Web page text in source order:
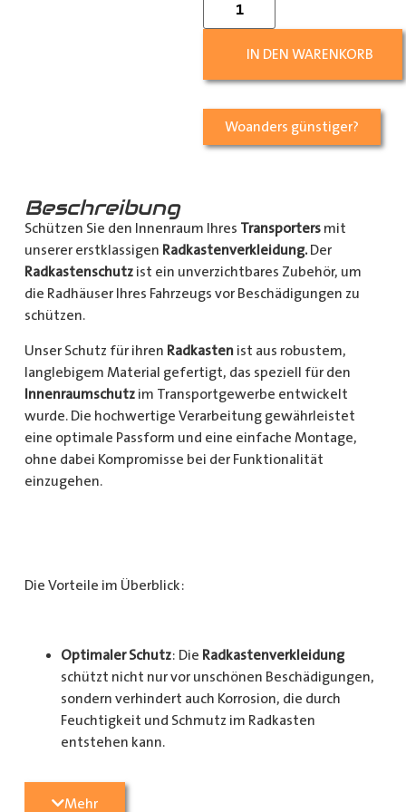
IN DEN WARENKORB
Woanders günstiger?
Beschreibung
Schützen Sie den Innenraum Ihres Transportersmit
unserer erstklassigen Radkastenverkleidung.Der
Radkastenschutzist ein unverzichtbares Zubehör, um
die Radhäuser Ihres Fahrzeugs vor Beschädigungen zu
schützen.
Unser Schutz für ihren Radkastenist aus robustem,
langlebigem Material gefertigt, das speziell für den
Innenraumschutzim Transportgewerbe entwickelt
wurde. Die hochwertige Verarbeitung gewährleistet
eine optimale Passform und eine einfache Montage,
ohne dabei Kompromisse bei der Funktionalität
einzugehen.
Die Vorteile im Überblick:
Optimaler Schutz: Die Radkastenverkleidung
schützt nicht nur vor unschönen Beschädigungen,
sondern verhindert auch Korrosion, die durch
Feuchtigkeit und Schmutz im Radkasten
entstehen kann.
Langlebigkeit
Mehr